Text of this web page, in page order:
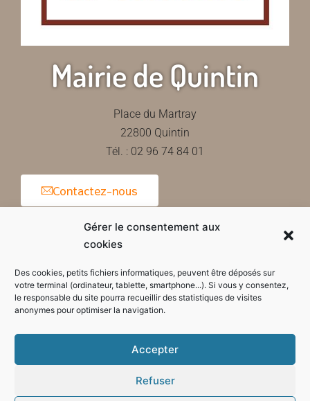
Gérer le consentement aux
cookies
Des cookies, petits fichiers informatiques, peuvent être déposés sur
votre terminal (ordinateur, tablette, smartphone...). Si vous y consentez,
le responsable du site pourra recueillir des statistiques de visites
anonymes pour optimiser la navigation.
Accepter
Refuser
Mairie de Quintin
Place du Martray
22800 Quintin
Tél. : 02 96 74 84 01
Contactez-nous
Horaires d'ouverture de la mairie